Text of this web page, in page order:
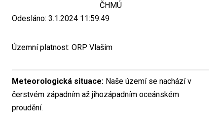
ČHMÚ
Odesláno: 3.1.2024 11:59:49
Územní platnost: ORP Vlašim
Meteorologická situace: Naše území se nachází v
čerstvém západním až jihozápadním oceánském
proudění.